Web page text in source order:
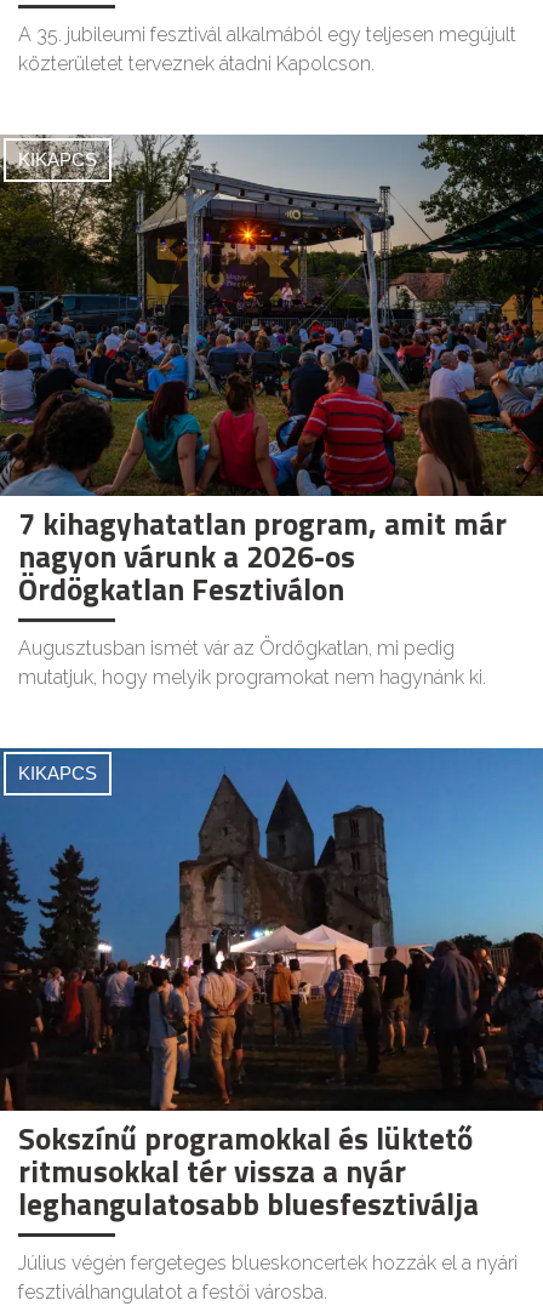
A 35. jubileumi fesztivál alkalmából egy teljesen megújult
közterületet terveznek átadni Kapolcson.
KIKAPCS
7 kihagyhatatlan program, amit már
nagyon várunk a 2026-os
Ördögkatlan Fesztiválon
Augusztusban ismét vár az Ördögkatlan, mi pedig
mutatjuk, hogy melyik programokat nem hagynánk ki.
KIKAPCS
Sokszínű programokkal és lüktető
ritmusokkal tér vissza a nyár
leghangulatosabb bluesfesztiválja
Július végén fergeteges blueskoncertek hozzák el a nyári
fesztiválhangulatot a festői városba.